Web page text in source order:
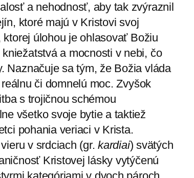
a nehodnosť, aby tak zvýraznil
ktoré majú v Kristovi svoj
úlohou je ohlasovať Božiu
a mocnosti v nebi, čo
Naznačuje sa tým, že Božia vláda
či domnelú moc. Zvyšok
s trojičnou schémou
všetko svoje bytie a taktiež
pohania veriaci v Krista.
v srdciach (gr.kardiai) svätých
Kristovej lásky vytýčenú